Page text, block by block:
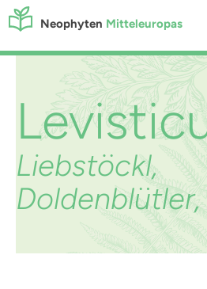
Neophyten Mitteleuropas
Liebstöckl,